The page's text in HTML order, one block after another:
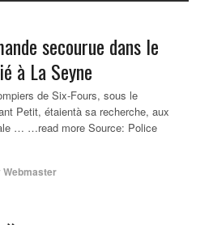
secourue dans le
à La Seyne
de Six-Fours, sous le
Petit, étaientà sa recherche, aux
… …read more Source: Police
Webmaster